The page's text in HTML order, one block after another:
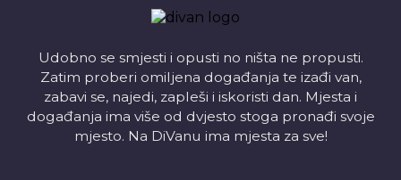
Udobno se smjesti i opusti no ništa ne propusti.
Zatim proberi omiljena događanja te izađi van,
zabavi se, najedi, zapleši i iskoristi dan. Mjesta i
događanja ima više od dvjesto stoga pronađi svoje
mjesto. Na DiVanu ima mjesta za sve!